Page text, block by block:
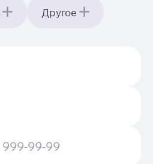
Другое